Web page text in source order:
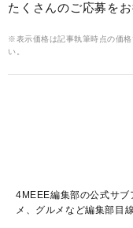
たくさんのご応募を
※表示価格は記事執筆時点の価
い。
4MEEE編集部の公式サブ
メ、グルメなど編集部目